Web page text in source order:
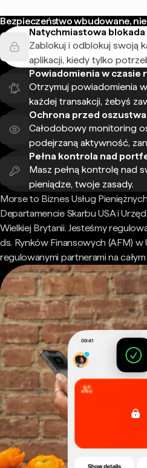
Bezpieczeństwo wbudowane,
Natychmiastowa
Zablokuj i odblokuj swoją
aplikacji, kiedy tylko
Powiadomienia w czasie
Otrzymuj powiadomienia
każdej transakcji, żebyś
Ochrona przed
Całodobowy monitoring
podejrzaną aktywność,
Pełna kontrola nad
Masz pełną kontrolę
pieniądze, twoje zasady.
Morse to Biznes Usług
Departamencie Skarbu USA i
Wielkiej Brytanii. Jesteśmy
ds. Rynków Finansowych (AFM) w
regulowanymi partnerami na